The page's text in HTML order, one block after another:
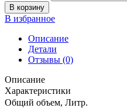
В корзину
В избранное
Описание
Детали
Отзывы (0)
Описание
Характеристики
Общий объем, Литр.